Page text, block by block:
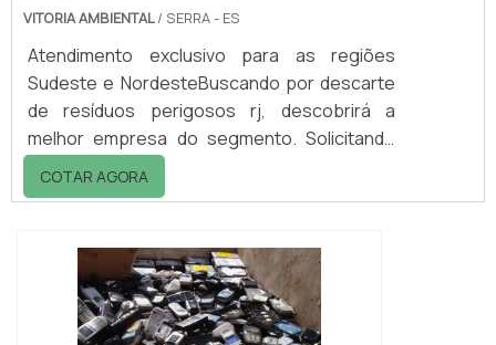
VITORIA AMBIENTAL/ SERRA - ES
Atendimento exclusivo para as regiões
Sudeste e NordesteBuscando por descarte
de resíduos perigosos rj, descobrirá a
melhor empresa do segmento. Solicitando
mais informações na vitrine que se chama
Soluções Industriais e conhecendo a melhor
mercado.DETALHES sOBRE DESCARTE DE
RESÍDUOS PERIGOSOS RJQuem precisa de
descarte de resíduos perigosos rj em uma
empresa inovadora, acha o site da Vitória
COTAR AGORA